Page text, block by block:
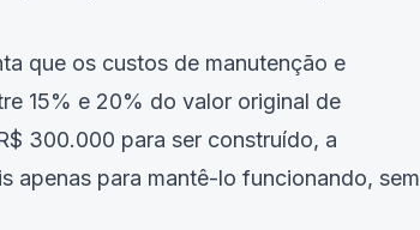
que os custos de manutenção e
15% e 20% do valor original de
300.000 para ser construído, a
apenas para mantê-lo funcionando, sem